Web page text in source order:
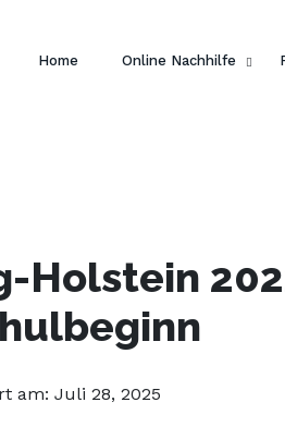
Home Online Nachhilfe
Holstein
am: Juli 28, 2025